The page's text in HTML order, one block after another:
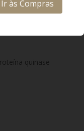
quinase
Ir às Compras